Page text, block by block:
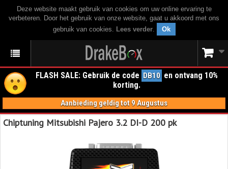
Deze website maakt gebruik van cookies om uw online ervaring te
verbeteren. Door het gebruik van onze website, gaat u akkoord met ons
gebruik van cookies. Lees verder. Ok
FLASH SALE: Gebruik de code DB10 en ontvang 10%
korting.
Aanbieding geldig tot 9 Augustus
Chiptuning Mitsubishi Pajero 3.2 DI-D 200 pk